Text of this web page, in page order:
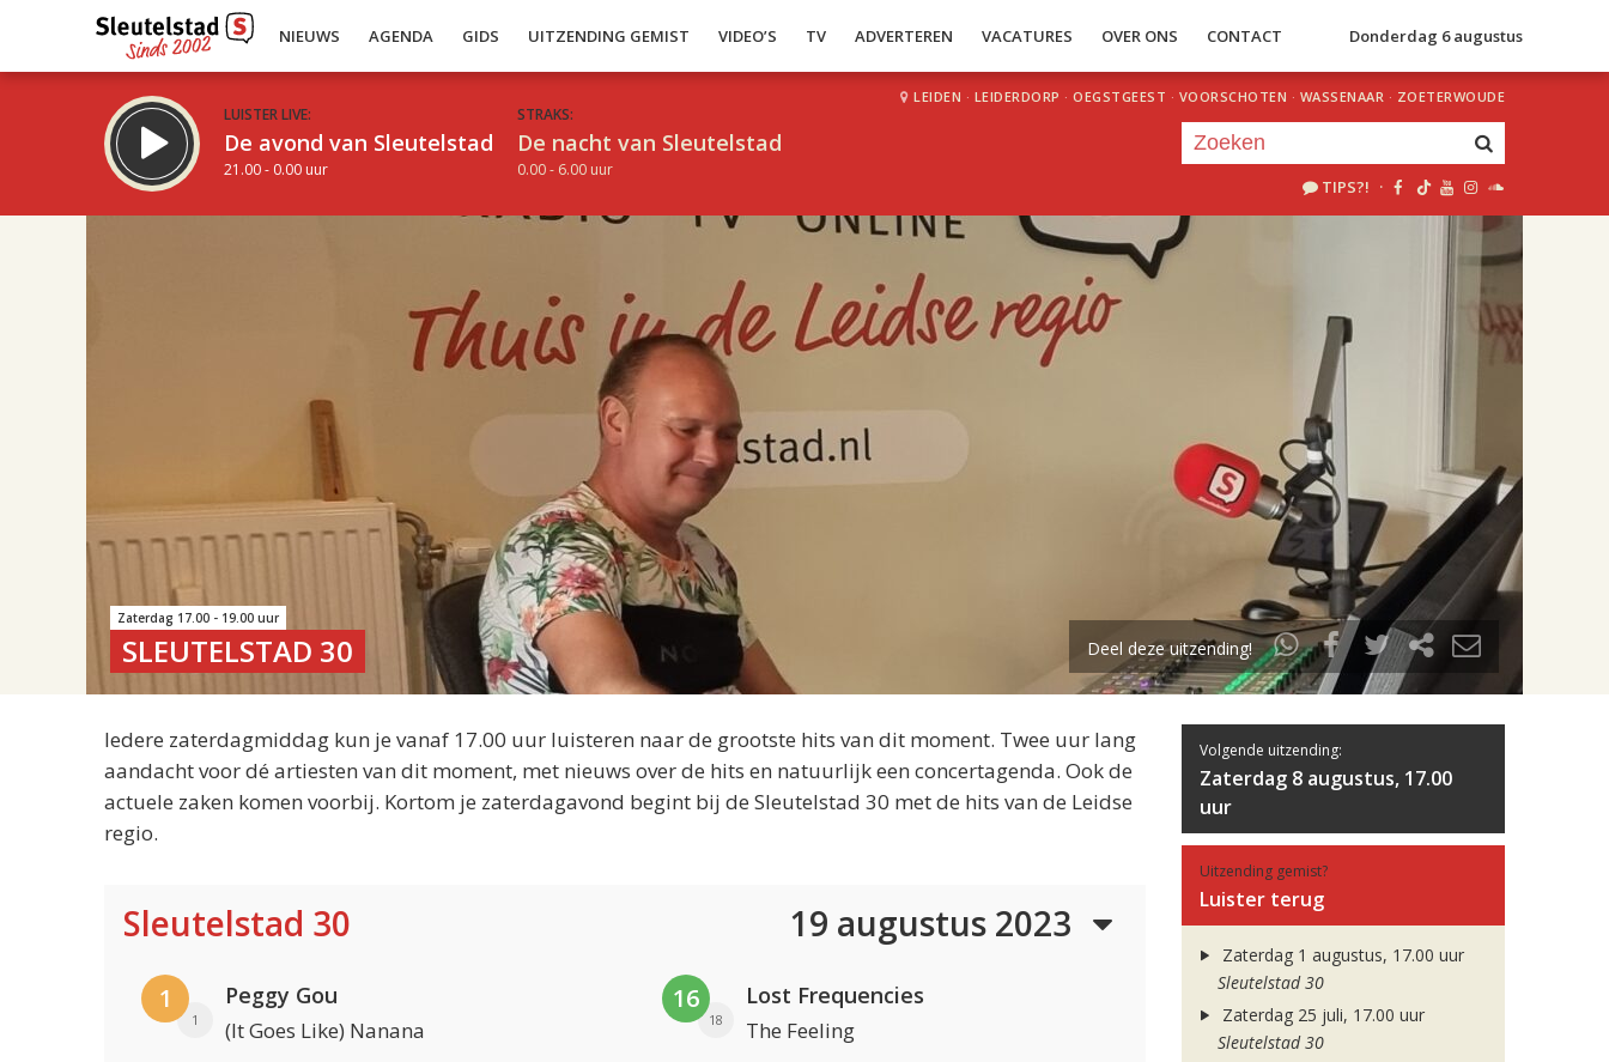
NIEUWS AGENDA GIDS UITZENDING GEMIST VIDEO’S TV ADVERTEREN VACATURES OVER ONS CONTACT Donderdag 6 augustus
LUISTER LIVE:
De avond van Sleutelstad
21.00 - 0.00 uur
STRAKS:
De nacht van Sleutelstad
0.00 - 6.00 uur
LEIDEN · LEIDERDORP · OEGSTGEEST · VOORSCHOTEN · WASSENAAR · ZOETERWOUDE
TIPS?! ·
uur 1 van 2
Volgend uur
Zaterdag 17.00 - 19.00 uur
SLEUTELSTAD 30 Deel deze uitzending!
Iedere zaterdagmiddag kun je vanaf 17.00 uur luisteren naar de grootste hits van dit moment. Twee uur lang
aandacht voor dé artiesten van dit moment, met nieuws over de hits en natuurlijk een concertagenda. Ook de
actuele zaken komen voorbij. Kortom je zaterdagavond begint bij de Sleutelstad 30 met de hits van de Leidse
regio.
Sleutelstad 30 19 augustus 2023
1
1
Peggy Gou
(It Goes Like) Nanana
16
18
Lost Frequencies
The Feeling
Volgende uitzending:
Zaterdag 8 augustus, 17.00
uur
Uitzending gemist?
Luister terug
Zaterdag 1 augustus, 17.00 uur
Sleutelstad 30
Zaterdag 25 juli, 17.00 uur
Sleutelstad 30